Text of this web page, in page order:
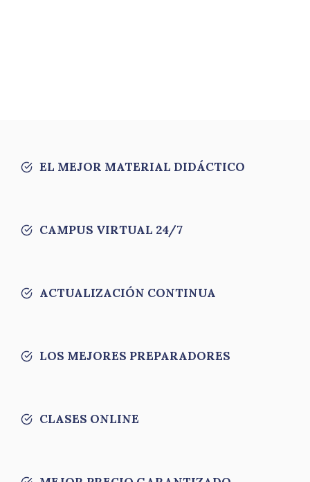
EL MEJOR MATERIAL DIDÁCTICO
CAMPUS VIRTUAL 24/7
ACTUALIZACIÓN CONTINUA
LOS MEJORES PREPARADORES
CLASES ONLINE